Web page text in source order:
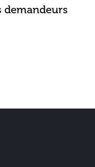
demandeurs